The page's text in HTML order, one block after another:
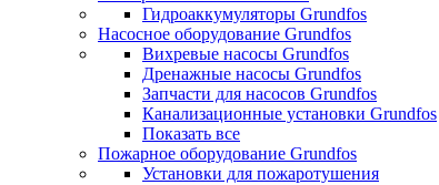
Гидроаккумуляторы Grundfos
Насосное оборудование Grundfos
Вихревые насосы Grundfos
Дренажные насосы Grundfos
Запчасти для насосов Grundfos
Канализационные установки Grundfos
Показать все
Пожарное оборудование Grundfos
Установки для пожаротушения